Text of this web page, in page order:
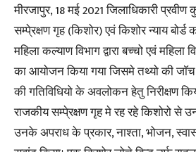
मीरजापुर, 18 मई 2021 जिलाधिकारी
सम्पे्रक्षण गृह (किशोर) एवं किशोर न्याय
महिला कल्याण विभाग द्वारा बच्चो एवं
का आयोजन किया गया जिसमे तथ्यो की
की गतिविधियो के अवलोकन हेतु निरीक्षण
राजकीय सम्पे्रक्षण गृह मे रह रहे किशोरो से
उनके अपराध के प्रकार, नाश्ता, भोजन,